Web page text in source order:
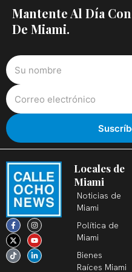
Mantente Al Día
De Miami.
F
a
c
e
b
o
o
I
n
s
t
a
g
r
X
-
t
w
i
t
t
Y
o
u
t
u
b
e
T
i
k
t
o
k
L
i
n
k
e
d
i
Locales de
Miami
Noticias de
Miami
Política de
Miami
Bienes
Raíces Miami